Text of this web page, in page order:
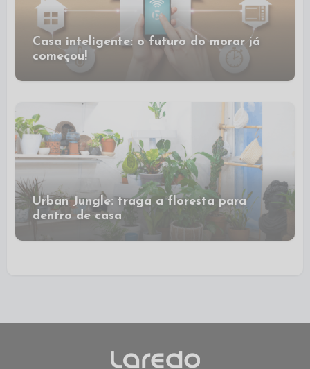
Casa inteligente: o futuro do morar já
começou!
Urban Jungle: traga a floresta para
dentro de casa ​